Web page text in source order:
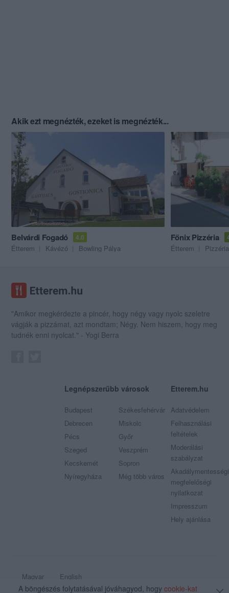
Akik ezt megnézték, ezeket is megnézték...
Belvárdi Fogadó 4.0
Étterem Kávézó Bowling Pálya
Főnix Pizzéria
Étterem Pizzéria
"Amikor megkérdezte a pincér, hogy négy vagy nyolc szeletre
vágják a pizzámat, azt mondtam; Négy. Nem hiszem, hogy meg
tudnék enni nyolcat." - Yogi Berra
Legnépszerűbb városok
Budapest
Debrecen
Pécs
Szeged
Kecskemét
Nyíregyháza
Székesfehérvár
Miskolc
Győr
Veszprém
Sopron
Még több város
Etterem.hu
Adatvédelem
Felhasználási
feltételek
Moderálási
szabályzat
Akadálymentességi
megfelelőségi
nyilatkozat
Impresszum
Hely ajánlása
Magyar
English
© 2009 - 2026 Etterem.hu - Minden jog fenntartva
A böngészés folytatásával jóváhagyod, hogy cookie-kat